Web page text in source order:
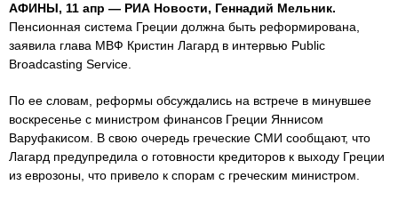
АФИНЫ, 11 апр — РИА Новости, Геннадий Мельник.
Пенсионная система Греции должна быть реформирована,
заявила глава МВФ Кристин Лагард в интервью Public
Broadcasting Service.
По ее словам, реформы обсуждались на встрече в минувшее
воскресенье с министром финансов Греции Яннисом
Варуфакисом. В свою очередь греческие СМИ сообщают, что
Лагард предупредила о готовности кредиторов к выходу Греции
из еврозоны, что привело к спорам с греческим министром.